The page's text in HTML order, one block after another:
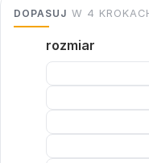
DOPASUJ W 4
rozmiar